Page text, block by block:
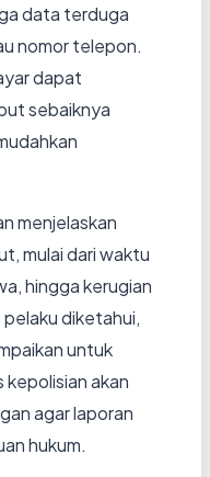
data terduga
nomor telepon.
dapat
sebaiknya
menjelaskan
mulai dari waktu
hingga kerugian
diketahui,
untuk
akan
agar laporan
hukum.